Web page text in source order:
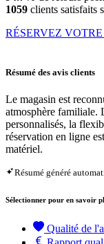
1059 clients satisfaits
RÉSERVEZ
Résumé des avis clients
Le magasin est
atmosphère familiale.
personnalisés, la
réservation en ligne
matériel.
Résumé généré
Sélectionner pour en savoir
Qualité de